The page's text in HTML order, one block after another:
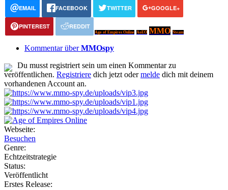
EMAIL FACEBOOK TWITTER GOOGLE+
PINTEREST REDDIT
Age of Empires Online AoEO MMO Steam
Kommentar überMMOspy
Du musst registriert sein um einen Kommentar zu
veröffentlichen. Registriere dich jetzt odermelde dich mit deinem
vorhandenen Account an.
Webseite:
Besuchen
Genre:
Echtzeitstrategie
Status:
Veröffentlicht
Erstes Release: